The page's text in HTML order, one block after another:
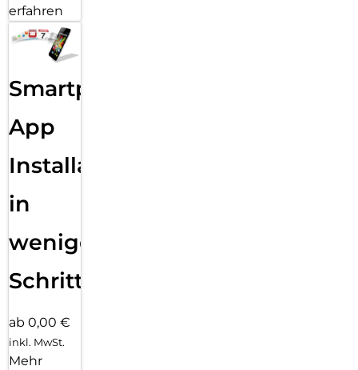
erfahren
Smartphone
App
Installation
in
wenigen
Schritten
ab 0,00 €
inkl. MwSt.
Mehr